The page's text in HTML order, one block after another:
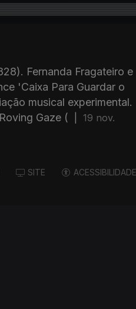
Fernanda Fragateiro e
'Caixa Para Guardar o
musical experimental.
Gaze (
19 nov.
SITE